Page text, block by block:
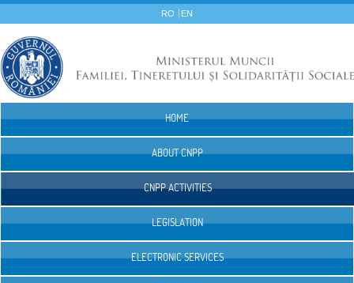
RO EN
HOME
ABOUT CNPP
CNPP ACTIVITIES
LEGISLATION
ELECTRONIC SERVICES